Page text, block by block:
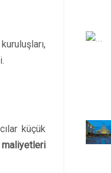
küçük